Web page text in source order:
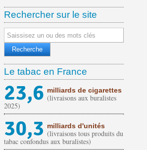
Rechercher sur le site
Le tabac en France
23,6 milliards de cigarettes
(livraisons aux buralistes
2025)
30,3 milliards d'unités
(livraisons tous produits du
tabac confondus aux buralistes)